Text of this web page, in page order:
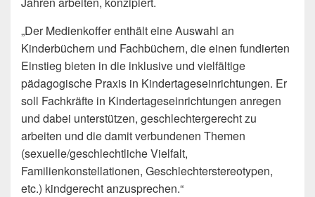
„Der Medienkoffer enthält eine Auswahl an
Kinderbüchern und Fachbüchern, die einen fundierten
Einstieg bieten in die inklusive und vielfältige
pädagogische Praxis in Kindertageseinrichtungen. Er
soll Fachkräfte in Kindertages­einrichtungen anregen
und dabei unterstützen, geschlechtergerecht zu
arbeiten und die damit verbundenen Themen
(sexuelle/geschlechtliche Vielfalt,
Familienkonstellationen, Geschlechterstereotypen,
etc.) kindgerecht anzusprechen.“